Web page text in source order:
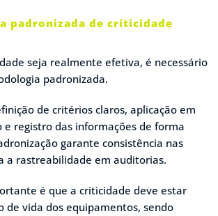
padronizada de criticidade
seja realmente efetiva, é necessário
padronizada.
de critérios claros, aplicação em
registro das informações de forma
garante consistência nas
a rastreabilidade em auditorias.
é que a criticidade deve estar
de vida dos equipamentos, sendo